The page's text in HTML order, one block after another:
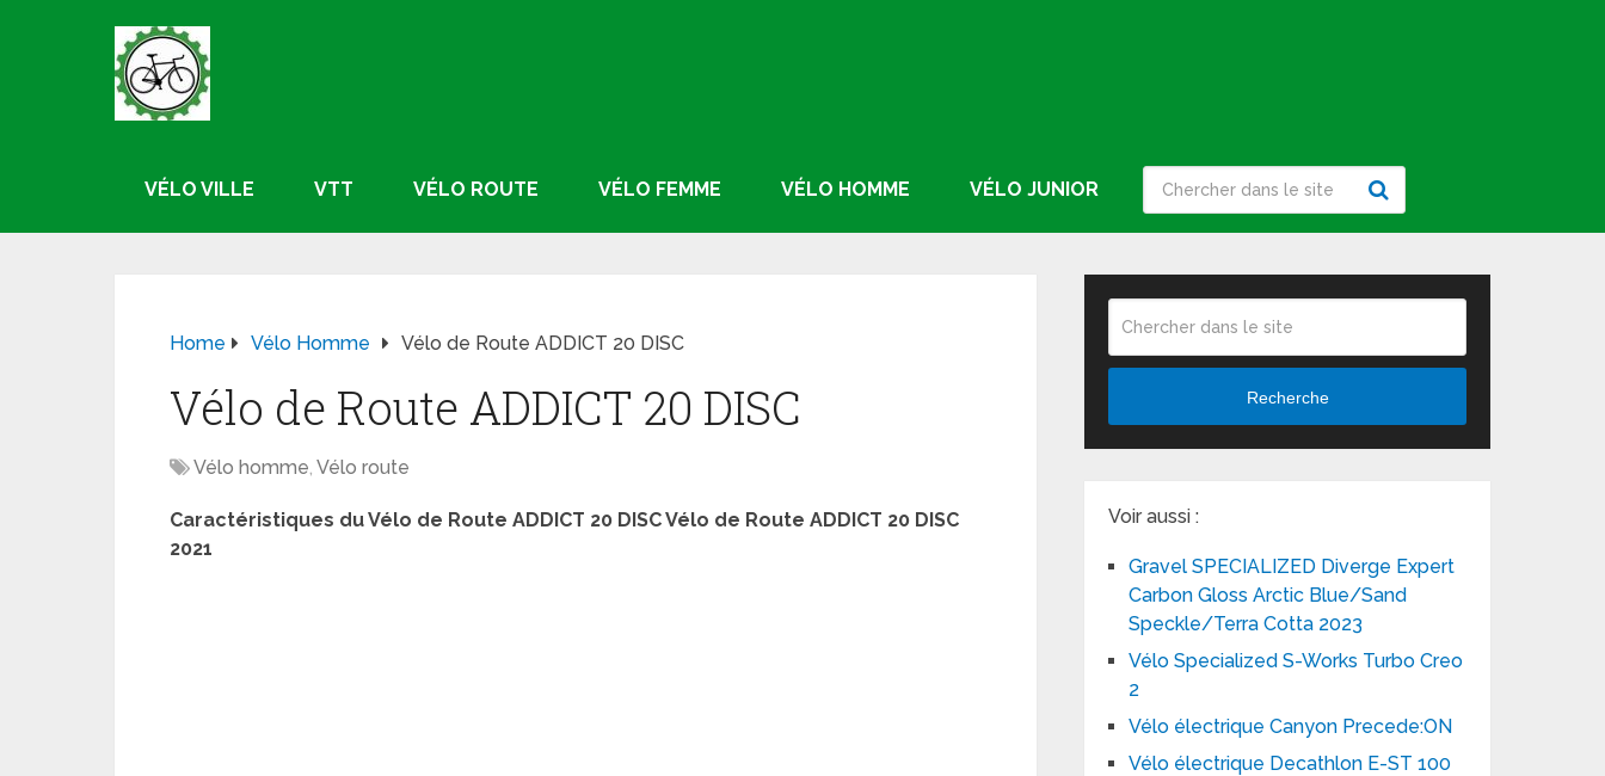
VÉLO VILLE VTT VÉLO ROUTE VÉLO FEMME VÉLO HOMME VÉLO JUNIOR
Home Vélo Homme Vélo de Route ADDICT 20 DISC
Vélo de Route ADDICT 20 DISC
Vélo homme, Vélo route
Caractéristiques du Vélo de Route ADDICT 20 DISCVélo de Route ADDICT 20 DISC
2021
Recherche
Voir aussi :
Gravel SPECIALIZED Diverge Expert
Carbon Gloss Arctic Blue/Sand
Speckle/Terra Cotta 2023
Vélo Specialized S-Works Turbo Creo
2
Vélo électrique Canyon Precede:ON
Vélo électrique Decathlon E-ST 100